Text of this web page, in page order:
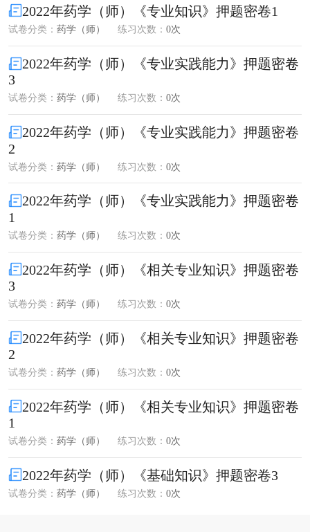
2022年药学（师）《专业知识》押题密卷1
试卷分类： 药学（师） 练习次数： 0次
2022年药学（师）《专业实践能力》押题密卷
3
试卷分类： 药学（师） 练习次数： 0次
2022年药学（师）《专业实践能力》押题密卷
2
试卷分类： 药学（师） 练习次数： 0次
2022年药学（师）《专业实践能力》押题密卷
1
试卷分类： 药学（师） 练习次数： 0次
2022年药学（师）《相关专业知识》押题密卷
3
试卷分类： 药学（师） 练习次数： 0次
2022年药学（师）《相关专业知识》押题密卷
2
试卷分类： 药学（师） 练习次数： 0次
2022年药学（师）《相关专业知识》押题密卷
1
试卷分类： 药学（师） 练习次数： 0次
2022年药学（师）《基础知识》押题密卷3
试卷分类： 药学（师） 练习次数： 0次